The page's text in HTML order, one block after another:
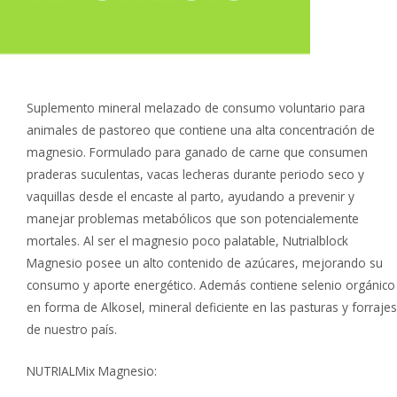
Suplemento mineral melazado de consumo voluntario para
animales de pastoreo que contiene una alta concentración de
magnesio. Formulado para ganado de carne que consumen
praderas suculentas, vacas lecheras durante periodo seco y
vaquillas desde el encaste al parto, ayudando a prevenir y
manejar problemas metabólicos que son potencialemente
mortales. Al ser el magnesio poco palatable, Nutrialblock
Magnesio posee un alto contenido de azúcares, mejorando su
consumo y aporte energético. Además contiene selenio orgánico
en forma de Alkosel, mineral deficiente en las pasturas y forrajes
de nuestro país.
NUTRIALMix Magnesio: